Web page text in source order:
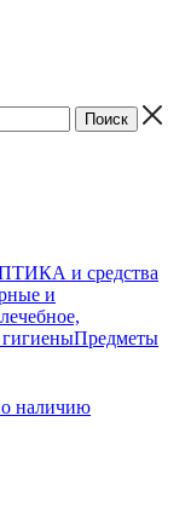
и средства
и
Предметы
наличию